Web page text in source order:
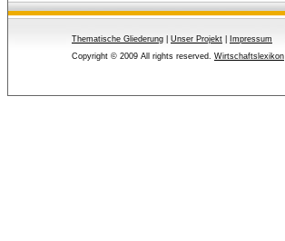
Thematische Gliederung Unser Projekt
Impressum
Copyright © 2009 All rights reserved. Wirtschaftslexikon